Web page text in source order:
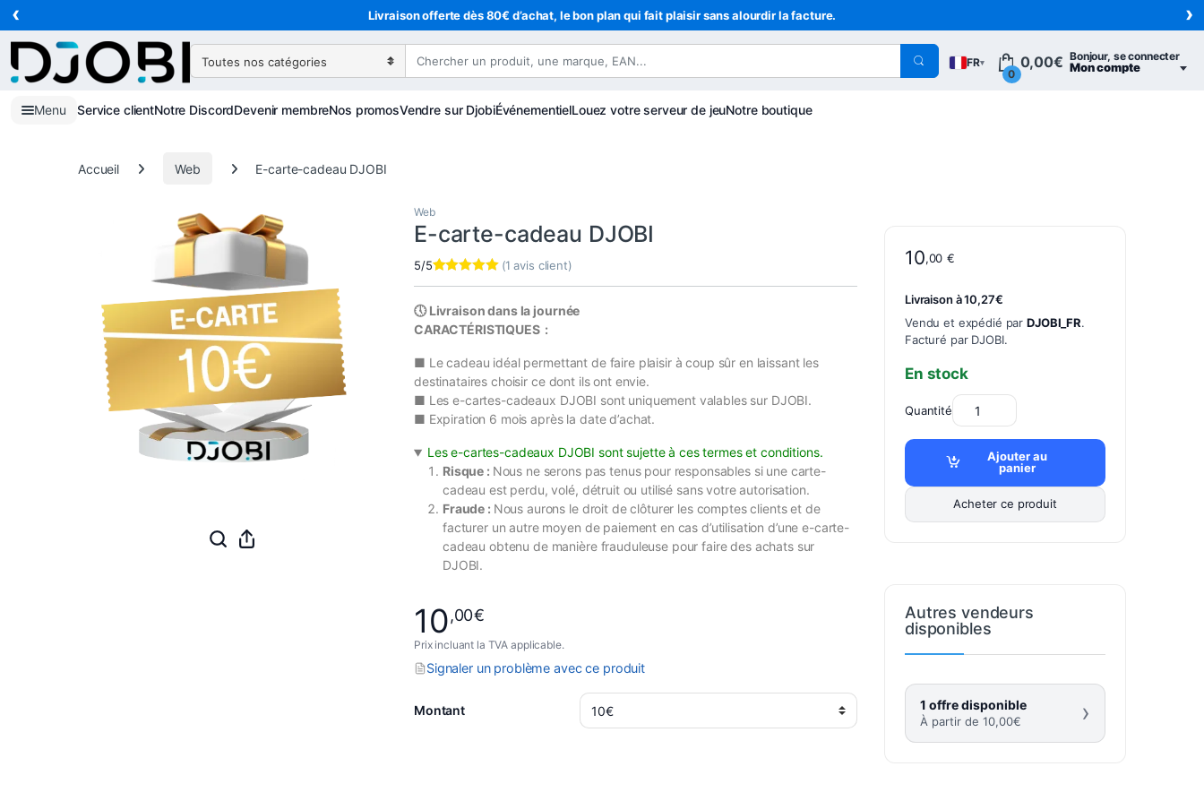
Skip to navigation
Skip to content
‹ Livraison offerte dès 80€ d’achat, le bon plan qui fait plaisir sans alourdir la facture. ›
Search for:
FR▾ Bonjour, se connecter
Mon compte
0
0,00€
Menu Service clientNotre DiscordDevenir membreNos promosVendre sur DjobiÉvénementielLouez votre serveur de jeuNotre boutique
Accueil Web E-carte-cadeau DJOBI
Web
E-carte-cadeau DJOBI
5/5
Noté5.00
sur
1
notation
(1 avis client)
🕔 Livraison dans la journée
CARACTÉRISTIQUES :
■ Le cadeau idéal permettant de faire plaisir à coup sûr en laissant les
destinataires choisir ce dont ils ont envie.
■ Les e-cartes-cadeaux DJOBI sont uniquement valables sur DJOBI.
■ Expiration 6 mois après la date d’achat.
Les e-cartes-cadeaux DJOBI sont sujette à ces termes et conditions.
Risque : Nous ne serons pas tenus pour responsables si une carte-
cadeau est perdu, volé, détruit ou utilisé sans votre autorisation.
Fraude : Nous aurons le droit de clôturer les comptes clients et de
facturer un autre moyen de paiement en cas d’utilisation d’une e-carte-
cadeau obtenu de manière frauduleuse pour faire des achats sur
DJOBI.
10,00€
Prix incluant la TVA applicable.
Signaler un problème avec ce produit
Montant
10,00 €
Livraison à 10,27€
Vendu et expédié parDJOBI_FR.
Facturé par DJOBI.
En stock
Quantité
Ajouter au
panier
Acheter ce produit
Autres vendeurs
disponibles
1 offre disponible
À partir de 10,00€ ›